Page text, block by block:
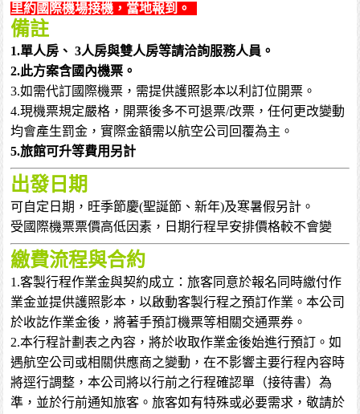
里約國際機場接機，當地報到。
備註
1.單人房、 3人房與雙人房等請洽詢服務人員。
2.此方案含國內機票。
3.如需代訂國際機票，需提供護照影本以利訂位開票。
4.現機票規定嚴格，開票後多不可退票/改票，任何更改變動
均會產生罰金，實際金額需以航空公司回覆為主。
5.旅館可升等費用另計
出發日期
可自定日期，旺季節慶(聖誕節、新年)及寒暑假另計。
受國際機票票價高低因素，日期行程早安排價格較不會變
繳費流程與合約
1.客製行程作業金與契約成立：旅客同意於報名同時繳付作
業金並提供護照影本，以啟動客製行程之預訂作業。本公司
於收訖作業金後，將著手預訂機票等相關交通票券。
2.本行程計劃表之內容，將於收取作業金後始進行預訂。如
遇航空公司或相關供應商之變動，在不影響主要行程內容時
將逕行調整，本公司將以行前之行程確認單（接待書）為
準，並於行前通知旅客。旅客如有特殊或必要需求，敬請於